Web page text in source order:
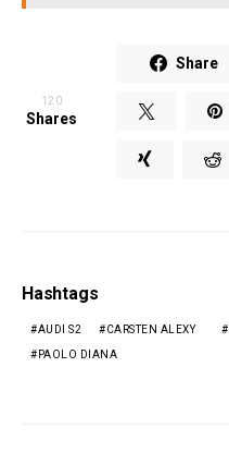
120
Shares
Share
Hashtags
AUDI S2 CARSTEN ALEXY
PAOLO DIANA